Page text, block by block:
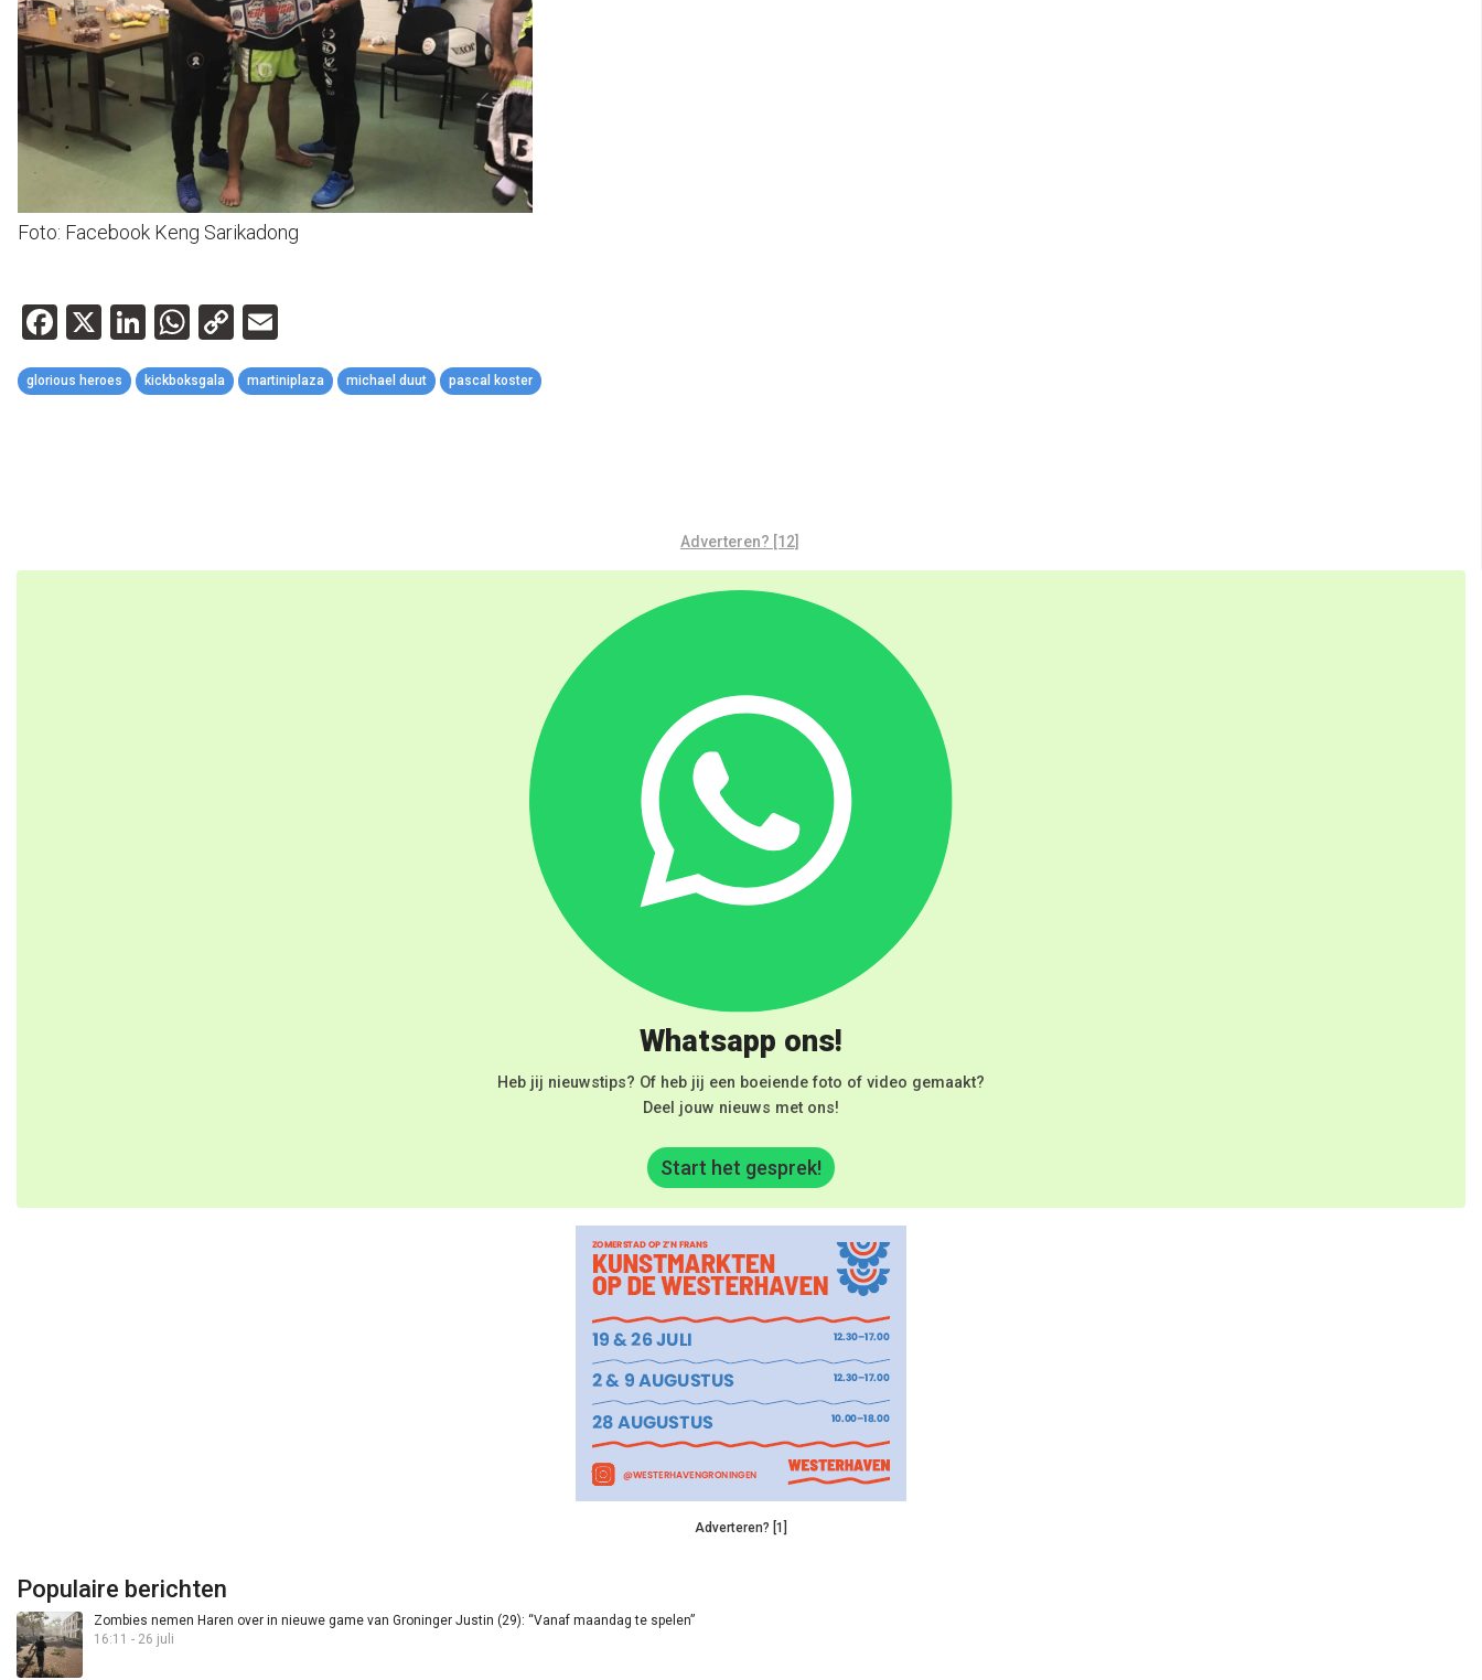
Foto: Facebook Keng Sarikadong
Facebook
X LinkedIn
WhatsApp
Copy
Link
glorious heroes kickboksgala martiniplaza michael duut pascal koster
Adverteren? [12]
Whatsapp ons!
Heb jij nieuwstips? Of heb jij een boeiende foto of video gemaakt?
Deel jouw nieuws met ons!
Start het gesprek!
Adverteren? [1]
Populaire berichten
Zombies nemen Haren over in nieuwe game van Groninger Justin (29): “Vanaf maandag te spelen”
16:11 - 26 juli